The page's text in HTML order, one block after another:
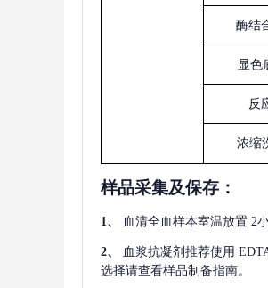
酶结
显色
反
浓缩
样品采集及保存 ：
1、 血清全血样本室温放置 2
2、 血浆抗凝剂推荐使用
选择请查看样品制备指南。